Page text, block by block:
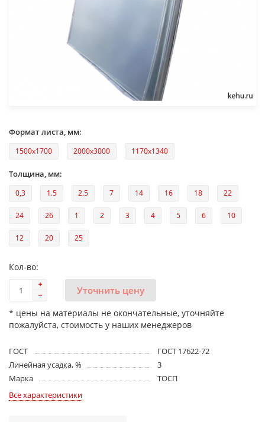
Формат листа, мм:
1500x1700 2000x3000 1170x1340
Толщина, мм:
0,3 1.5 2.5 7 14 16 18 22
24 26 1 2 3 4 5 6 10
12 20 25
Кол-во:
Уточнить цену
* цены на материалы не окончательные, уточняйте
пожалуйста, стоимость у наших менеджеров
ГОСТ
ГОСТ 17622-72
Линейная усадка, %
3
Марка
ТОСП
Все характеристики